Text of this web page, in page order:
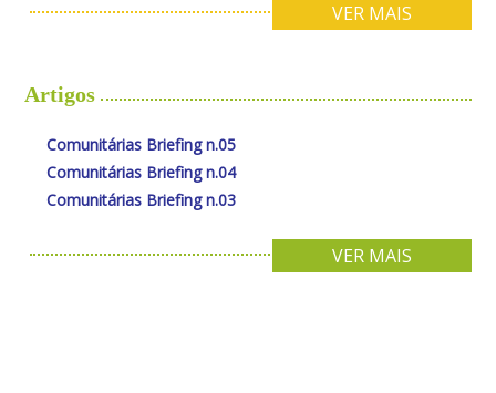
VER MAIS
Artigos
Comunitárias Briefing n.05
Comunitárias Briefing n.04
Comunitárias Briefing n.03
VER MAIS